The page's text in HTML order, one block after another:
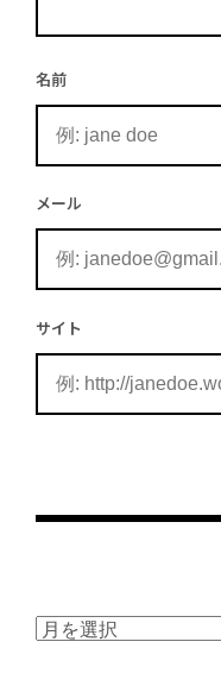
名前
メール
サイト
ア